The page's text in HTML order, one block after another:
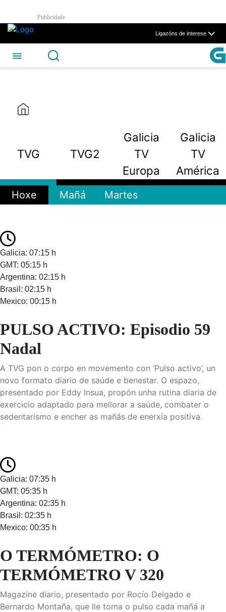
Skip to Main Content
Galicia TV America - CSAG
Publicidade
Ligazóns de interese
TVG TVG2
Galicia
TV
Europa
Galicia
TV
América
Hoxe Mañá Martes
Galicia: 07:15 h
GMT: 05:15 h
Argentina: 02:15 h
Brasil: 02:15 h
Mexico: 00:15 h
PULSO ACTIVO: Episodio 59
Nadal
A TVG pon o corpo en movemento con ‘Pulso activo’, un
novo formato diario de saúde e benestar. O espazo,
presentado por Eddy Insua, propón unha rutina diaria de
exercicio adaptado para mellorar a saúde, combater o
sedentarismo e encher as mañás de enerxía positiva.
Galicia: 07:35 h
GMT: 05:35 h
Argentina: 02:35 h
Brasil: 02:35 h
Mexico: 00:35 h
O TERMÓMETRO: O
TERMÓMETRO V 320
Magazine diario, presentado por Rocío Delgado e
Bernardo Montaña, que lle toma o pulso cada mañá a